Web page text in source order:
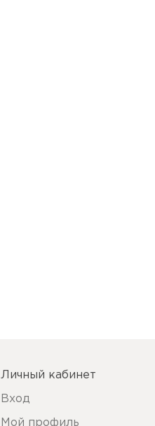
Личный кабинет
Вход
Мой профиль